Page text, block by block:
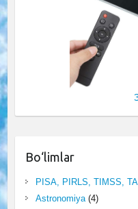
Bo‘limlar
PISA, PIRLS, TIMSS,
Astronomiya(4)